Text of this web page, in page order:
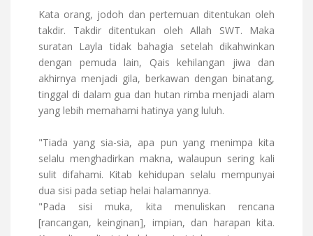
Kata orang, jodoh dan pertemuan ditentukan oleh
takdir. Takdir ditentukan oleh Allah SWT. Maka
suratan Layla tidak bahagia setelah dikahwinkan
dengan pemuda lain, Qais kehilangan jiwa dan
akhirnya menjadi gila, berkawan dengan binatang,
tinggal di dalam gua dan hutan rimba menjadi alam
yang lebih memahami hatinya yang luluh.
"Tiada yang sia-sia, apa pun yang menimpa kita
selalu menghadirkan makna, walaupun sering kali
sulit difahami. Kitab kehidupan selalu mempunyai
dua sisi pada setiap helai halamannya.
"Pada sisi muka, kita menuliskan rencana
[rancangan, keinginan], impian, dan harapan kita.